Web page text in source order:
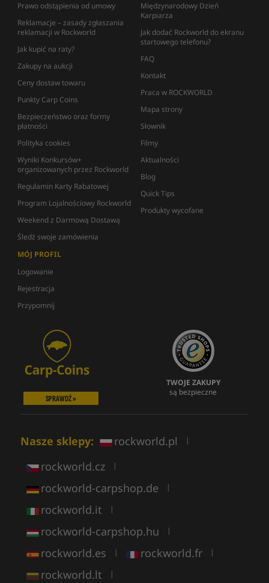
Prawo odstąpienia od umowy
Reklamacje – zasady zgłaszania
reklamacji w Rockworld
Jak kupić na raty?
Zakupy na aukcji
Ceny dostaw towaru
Punkty Carp Coins
Bezpieczeństwo oraz formy
płatności
Polityka cookies
Wyniki Konkursów+
organizowanych przez Rockworld
Regulamin Karty Rabatowej
Program Lojalnościowy Rockworld
Weekend z Darmową Dostawą
Śledź swoje zamówienia
Międzynarodowy Dzień
Karpiarza
Jak dodać Rockworld do ekranu
startowego telefonu?
FAQ
Kontakt
Praca w ROCKWORLD
Mapa strony
Słownik
Filmy
Aktualności
Blog
Quick Tips
Produkty wycofane
MÓJ PROFIL
Logowanie
Rejestracja
Przypomnij
SPRAWDŹ »
TWOJE ZAKUPY
są bezpieczne
Nasze sklepy: rockworld.pl |
rockworld.cz |
rockworld-carpshop.de |
rockworld.it |
rockworld-carpshop.hu |
rockworld.es | rockworld.fr |
rockworld.lt |